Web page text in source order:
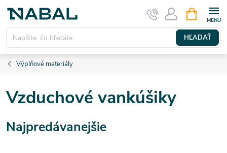
Prejsť
obsah
HĽADAŤ
KOŠÍK
Výplňové materiály
Vzduchové vankúšiky
Najpredávanejšie